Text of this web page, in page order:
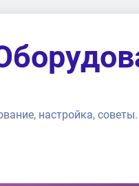
настройка, советы.